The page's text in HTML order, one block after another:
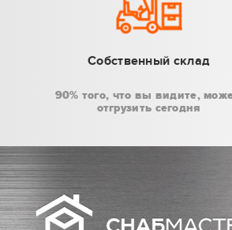
Собственный склад
90% того, что вы видите,
отгрузить сегодня